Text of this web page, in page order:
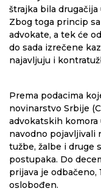
štrajka bila
Zbog toga princip
advokate, a tek će
do sada izrečene
najavljuju i
Prema podacima
novinarstvo Srbije
advokatskih komora
navodno pojavljivali
tužbe, žalbe i druge
postupaka. Do
prijava je odbačeno,
oslobođen.